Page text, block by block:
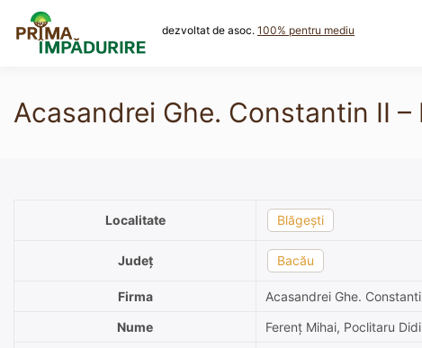
content
dezvoltat de asoc. 100% pentru mediu
Acasandrei Ghe. Constantin II
Localitate Blăgești
Județ Bacău
Firma
Acasandrei Ghe.
Nume
Ferenț Mihai, Poclitaru